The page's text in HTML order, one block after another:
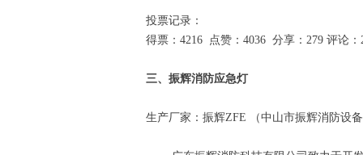
投票记录：
得票：4216 点赞：4036 分享：279 评论
三、振辉消防应急灯
生产厂家：振辉ZFE （中山市振辉消防设